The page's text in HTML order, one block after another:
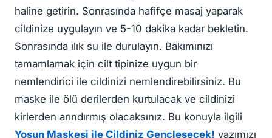
haline getirin. Sonrasında hafifçe masaj yaparak
cildinize uygulayın ve 5-10 dakika kadar bekletin.
Sonrasında ılık su ile durulayın. Bakımınızı
tamamlamak için cilt tipinize uygun bir
nemlendirici ile cildinizi nemlendirebilirsiniz. Bu
maske ile ölü derilerden kurtulacak ve cildinizi
kirlerden arındırmış olacaksınız. Bu konuyla ilgili
Yosun Maskesi ile Cildiniz Gençleşecek! yazımızı